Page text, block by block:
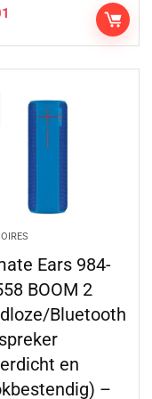
Ears 984-
BOOM 2
Bluetooth
en
–